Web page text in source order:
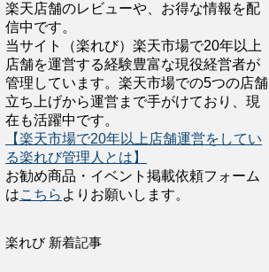
楽天店舗のレビューや、お得な情報を配
信中です。
当サイト（楽れび）楽天市場で20年以上
店舗を運営する経験豊富な現役経営者が
管理しています。楽天市場での5つの店舗
立ち上げから運営まで手がけており、現
在も活躍中です。
【楽天市場で20年以上店舗運営をしてい
る楽れび管理人とは】
お勧め商品・イベント掲載依頼フォーム
はこちら よりお願いします。
楽れび 新着記事